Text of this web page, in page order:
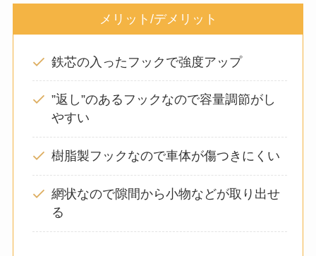
メリット/デメリット
鉄芯の入ったフックで強度アップ
”返し”のあるフックなので容量調節がし
やすい
樹脂製フックなので車体が傷つきにくい
網状なので隙間から小物などが取り出せ
る